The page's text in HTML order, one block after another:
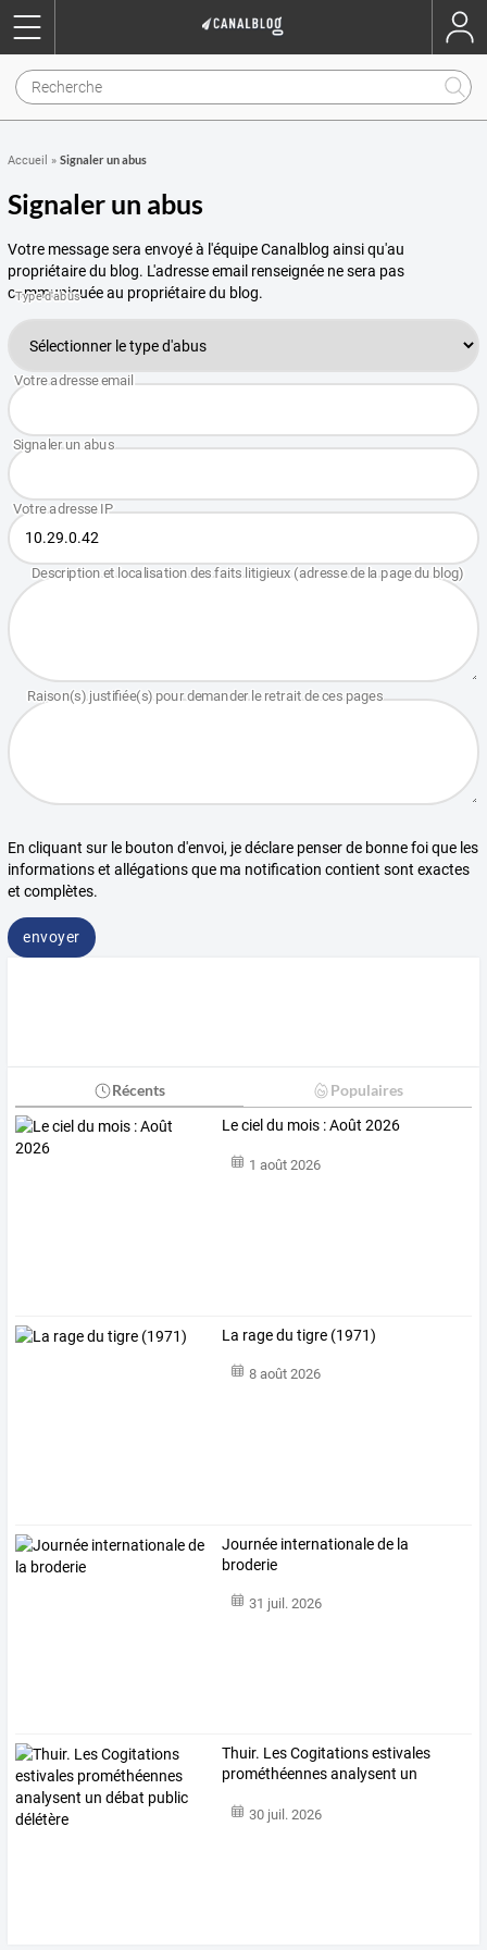
Accueil » Signaler un abus
Signaler un abus
Votre message sera envoyé à l'équipe Canalblog ainsi qu'au
propriétaire du blog. L'adresse email renseignée ne sera pas
communiquée au propriétaire du blog.
En cliquant sur le bouton d'envoi, je déclare penser de bonne foi que les
informations et allégations que ma notification contient sont exactes
et complètes.
envoyer
Récents Populaires
Le ciel du mois : Août 2026
1 août 2026
La rage du tigre (1971)
8 août 2026
Journée internationale de la
broderie
31 juil. 2026
Thuir. LesCogitationsestivales
prométhéennesanalysent un
30 juil. 2026